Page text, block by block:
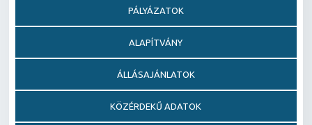
PÁLYÁZATOK
ALAPÍTVÁNY
ÁLLÁSAJÁNLATOK
KÖZÉRDEKŰ ADATOK